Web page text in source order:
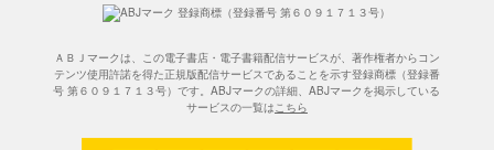
ＡＢＪマークは、この電子書店・電子書籍配信サービスが、著作権者からコン
テンツ使用許諾を得た正規版配信サービスであることを示す登録商標（登録番
号 第６０９１７１３号）です。ABJマークの詳細、ABJマークを掲示している
サービスの一覧はこちら